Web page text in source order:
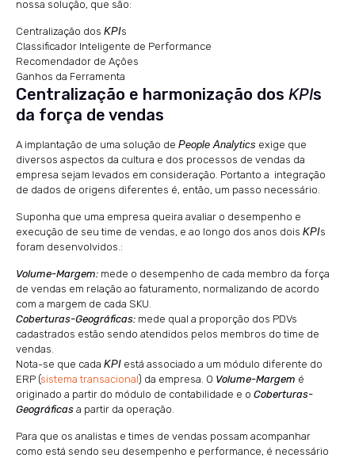
nossa solução, que são:
Centralização dos KPIs
Classificador Inteligente de Performance
Recomendador de Ações
Ganhos da Ferramenta
Centralização e harmonização dos KPIs
da força de vendas
A implantação de uma solução de People Analytics exige que
diversos aspectos da cultura e dos processos de vendas da
empresa sejam levados em consideração. Portanto a integração
de dados de origens diferentes é, então, um passo necessário.
Suponha que uma empresa queira avaliar o desempenho e
execução de seu time de vendas, e ao longo dos anos dois KPIs
foram desenvolvidos.:
Volume-Margem: mede o desempenho de cada membro da força
de vendas em relação ao faturamento, normalizando de acordo
com a margem de cada SKU.
Coberturas-Geográficas: mede qual a proporção dos PDVs
cadastrados estão sendo atendidos pelos membros do time de
vendas.
Nota-se que cada KPI está associado a um módulo diferente do
ERP (sistema transacional) da empresa. O Volume-Margem é
originado a partir do módulo de contabilidade e o Coberturas-
Geográficas a partir da operação.
Para que os analistas e times de vendas possam acompanhar
como está sendo seu desempenho e performance, é necessário